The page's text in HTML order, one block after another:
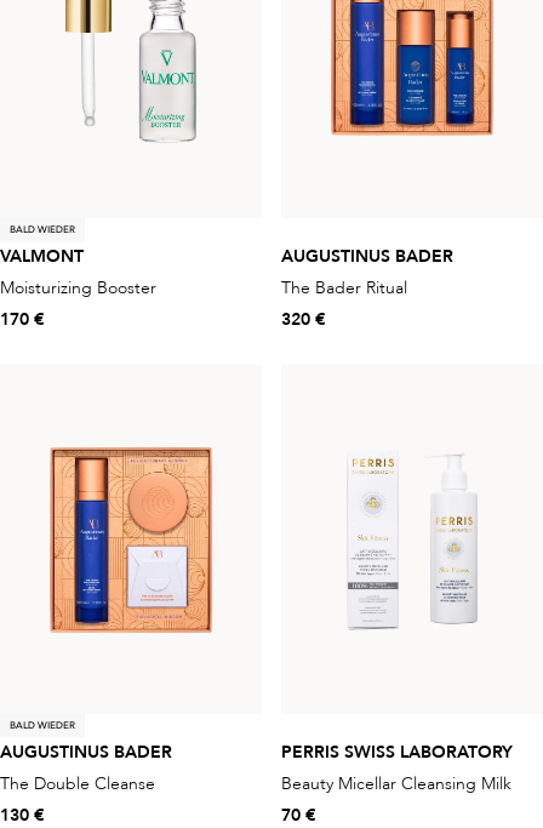
BALD WIEDER
VALMONT
Moisturizing Booster
170 €
AUGUSTINUS BADER
The Bader Ritual
320 €
BALD WIEDER
AUGUSTINUS BADER
The Double Cleanse
130 €
PERRIS SWISS LABORATORY
Beauty Micellar Cleansing Milk
70 €